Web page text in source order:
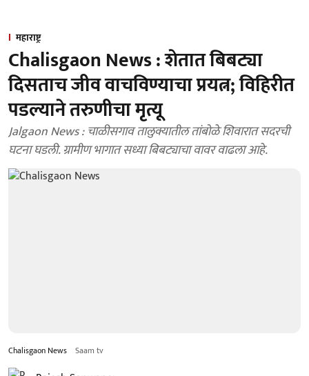
महाराष्ट्र
Chalisgaon News : शेतात बिबट्या
दिसताच जीव वाचविण्याचा प्रयत्न; विहिरीत
पडल्याने तरुणीचा मृत्यू
Jalgaon News : चाळीसगाव तालुक्यातील तांबोळे शिवारात सदरची
घटना घडली. ग्रामीण भागात सध्या बिबट्याचा वावर वाढला आहे.
Chalisgaon News Saam tv